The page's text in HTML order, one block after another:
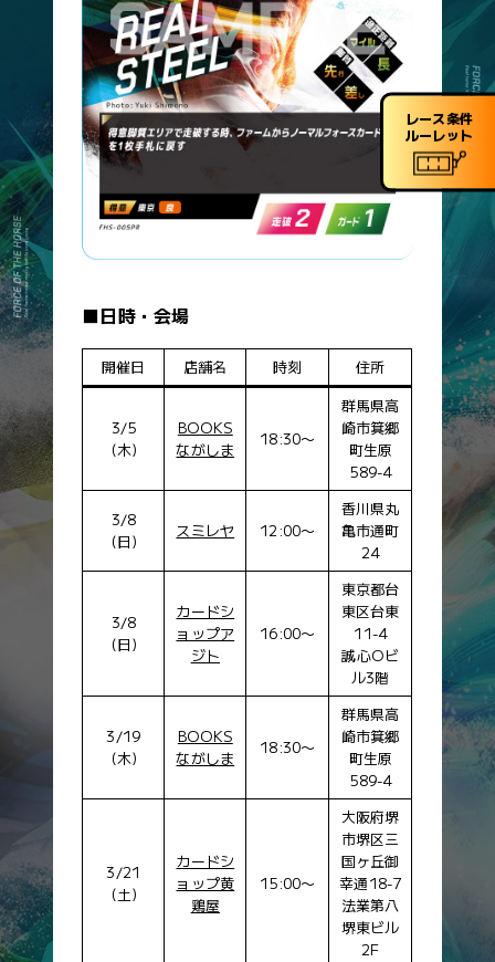
■日時・会場
開催日 店舗名 時刻 住所
3/5
(木)
BOOKS
ながしま
18:30〜
群馬県高
崎市箕郷
町生原
589-4
3/8
(日)
スミレヤ 12:00〜
香川県丸
亀市通町
24
3/8
(日)
カードシ
ョップア
ジト
16:00〜
東京都台
東区台東
11-4
誠心Oビ
ル3階
3/19
(木)
BOOKS
ながしま
18:30〜
群馬県高
崎市箕郷
町生原
589-4
3/21
(土)
カードシ
ョップ黄
鶏屋
15:00〜
大阪府堺
市堺区三
国ヶ丘御
幸通18-7
法業第八
堺東ビル
2F
アイテムカード
カードNo.
カード名
SDF-066
ブリンカー
SDF-067
ブローバンド
SDF-068
馬銜（はみ）
SDF-069
SDF-070
鞍
SDF-071
マークシート
SDF-072
猛追
SDF-074
SDF-075
エネルギー補給
SDF-076
ストップウォッチ
SDF-077
追い切り
SDF-078
ヘルメット
ジョッキーカード
カードNo.
カード名
SDF-080
新米ジョッキー
エリートジョッキー
SDF-082
ベテランジョッキー
カードNo.
カード名
SDF-83
かんかん照り
SDF-84
大雨
SDF-85
突風
どよめき
SDF-88
スタートダッシュ成功
台風
レース条件
ルーレット